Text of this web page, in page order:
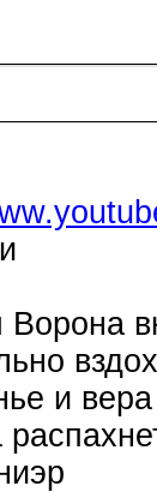
Ворона
и вера